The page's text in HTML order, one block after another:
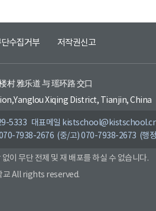
수집거부 저작권신고
村 雅乐道 与 瑶环路 交口
Xiqing District, Tianjin, China
5333 대표메일
7938-2676 (중/고) 070-7938-2673 (행
이 무단 전제 및 재 배포를 하실 수 없습니다.
교 All rights reserved.